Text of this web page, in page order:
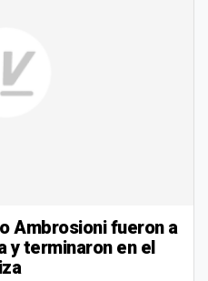
Ambrosioni fueron a
y terminaron en el